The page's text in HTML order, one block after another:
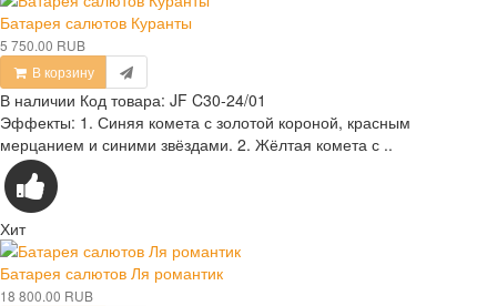
Батарея салютов Куранты
5 750.00 RUB
В корзину
В наличии Код товара: JF C30-24/01
Эффекты: 1. Синяя комета с золотой короной, красным
мерцанием и синими звёздами. 2. Жёлтая комета с ..
Хит
Батарея салютов Ля романтик
18 800.00 RUB